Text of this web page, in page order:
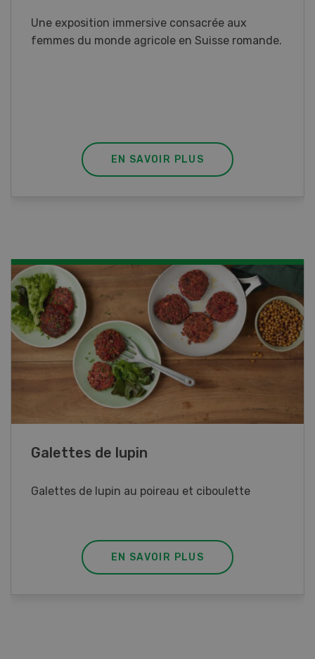
Vous élevez des poissons ou songez à le faire?
Ce cours vous équipe du savoir nécessaire. Si
EN SAVOIR PLUS
Rouleaux de printemps
Rouleaux de printemps aux poulet
EN SAVOIR PLUS